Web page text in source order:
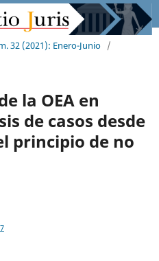
32 (2021): Enero-Junio /
la OEA en
de casos desde
principio de no